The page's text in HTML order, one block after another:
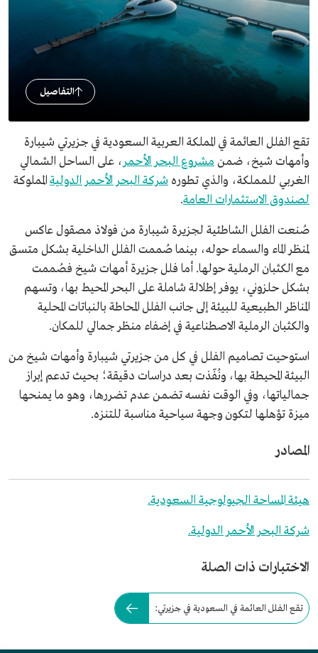
التفاصيل
تقع الفلل العائمة في المملكة العربية السعودية في جزيرتي شيبارة
وأمهات شيخ، ضمن مشروع البحر الأحمر، على الساحل الشمالي
الغربي للمملكة، والذي تطوره شركة البحر الأحمر الدوليةالمملوكة
لصندوق الاستثمارات العامة.
صُنعت الفلل الشاطئية لجزيرة شيبارة من فولاذ مصقول عاكس
لمنظر الماء والسماء حوله، بينما صُممت الفلل الداخلية بشكل متسق
مع الكثبان الرملية حولها. أما فلل جزيرة أمهات شيخ فصُممت
بشكل حلزوني، يوفر إطلالة شاملة على البحر المحيط بها، وتسهم
المناظر الطبيعية للبيئة إلى جانب الفلل المحاطة بالنباتات المحلية
والكثبان الرملية الاصطناعية في إضفاء منظر جمالي للمكان.
استوحيت تصاميم الفلل في كل من جزيرتي شيبارة وأمهات شيخ من
البيئة المحيطة بها، ونُفّذت بعد دراسات دقيقة؛ بحيث تدعم إبراز
جمالياتها، وفي الوقت نفسه تضمن عدم تضررها، وهو ما يمنحها
ميزة تؤهلها لتكون وجهة سياحية مناسبة للتنزه.
المصادر
هيئة المساحة الجيولوجية السعودية.
شركة البحر الأحمر الدولية.
الاختبارات ذات الصلة
تقع الفلل العائمة في السعودية في جزيرتي: